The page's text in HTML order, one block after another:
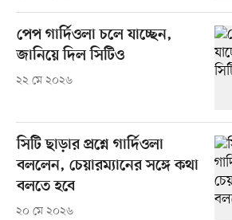
পেপ গার্দিওলা চলে যাচ্ছেন,
জানিয়ে দিল সিটিও
২২ মে ২০২৬
সিটি ছাড়ার প্রশ্নে গার্দিওলা
বললেন, চেয়ারম্যানের সঙ্গে কথা
বলতে হবে
২০ মে ২০২৬